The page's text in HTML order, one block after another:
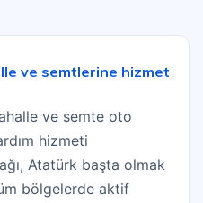
ve semtlerine hizmet
ve semte oto
hizmeti
Atatürk başta olmak
bölgelerde aktif